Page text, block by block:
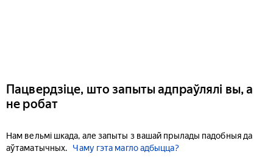
Пацвердзіце, што запыты адпраўлялі вы, а
не робат
Нам вельмі шкада, але запыты з вашай прылады падобныя да
аўтаматычных.
Чаму гэта магло адбыцца?